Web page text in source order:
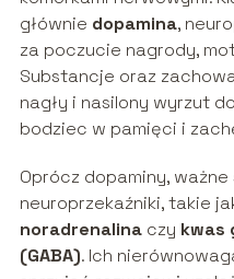
głównie dopamina,
za poczucie nagrody,
Substancje oraz
nagły i nasilony wyrzut
bodziec w pamięci i
Oprócz dopaminy,
neuroprzekaźniki, takie
noradrenalinaczy kwas
(GABA). Ich